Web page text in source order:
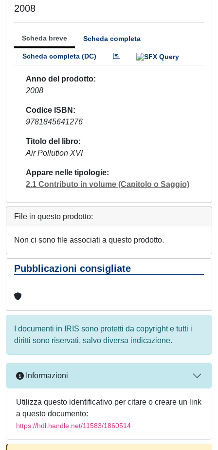
2008
Scheda breve Scheda completa
Scheda completa (DC)
Anno del prodotto
2008
Codice ISBN
9781845641276
Titolo del libro
Air Pollution XVI
Appare nelle tipologie
2.1 Contributo in volume (Capitolo o Saggio)
File in questo prodotto:
Non ci sono file associati a questo prodotto.
Pubblicazioni consigliate
I documenti in IRIS sono protetti da copyright e tutti i
diritti sono riservati, salvo diversa indicazione.
Informazioni
Utilizza questo identificativo per citare o creare un link
a questo documento:
https://hdl.handle.net/11583/1860514